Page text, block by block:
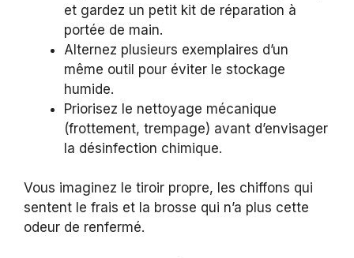
et gardez un petit kit de réparation à
portée de main.
Alternez plusieurs exemplaires d’un
même outil pour éviter le stockage
humide.
Priorisez le nettoyage mécanique
(frottement, trempage) avant d’envisager
la désinfection chimique.
Vous imaginez le tiroir propre, les chiffons qui
sentent le frais et la brosse qui n’a plus cette
odeur de renfermé.